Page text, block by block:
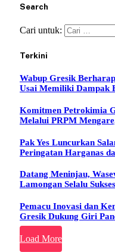
Search
Cari untuk:
Terkini
Wabup Gresik
Usai Memiliki Dampak
Komitmen Petrokimia
Melalui PRPM
Pak Yes Luncurkan
Peringatan Harganas
Datang Meninjau,
Lamongan Selalu
Pemacu Inovasi dan
Gresik Dukung Giri
Load More